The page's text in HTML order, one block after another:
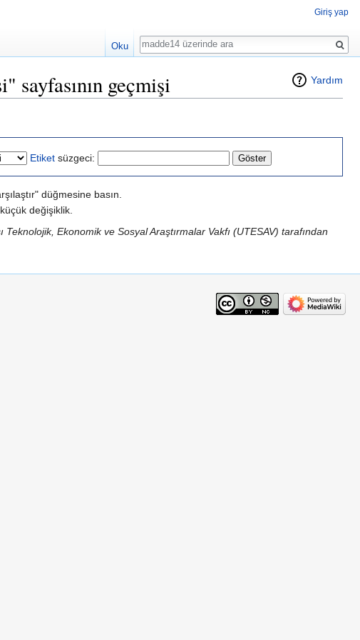
Yardım
sayfasının geçmişi
Etiket süzgeci:
düğmesine basın.
değişiklik.
Teknolojik, Ekonomik ve Sosyal Araştırmalar Vakfı (UTESAV) tarafından
Giriş yap
Oku
Ara